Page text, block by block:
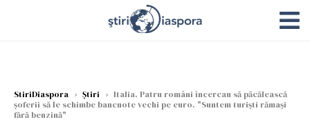
StiriDiaspora › Știri › Italia. Patru români încercau să păcălească
șoferii să le schimbe bancnote vechi pe euro. "Suntem turiști rămași
fără benzină"